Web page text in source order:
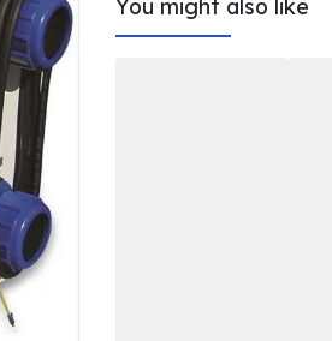
You might also like